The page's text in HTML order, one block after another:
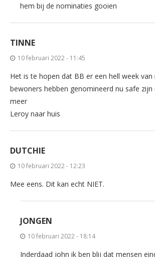
hem bij de nominaties gooien
TINNE
10 februari 2022 - 11:45
Het is te hopen dat BB er een hell week
bewoners hebben genomineerd nu safe zijn
meer
Leroy naar huis
DUTCHIE
10 februari 2022 - 12:23
Mee eens. Dit kan echt NIET.
JONGEN
10 februari 2022 - 18:14
Inderdaad john ik ben blij dat mensen